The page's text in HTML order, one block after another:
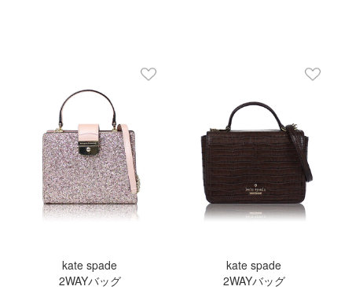
kate spade
2WAYバッグ
kate spade
2WAYバッグ